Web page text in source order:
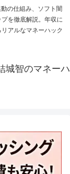
の仕組み、ソフト闇
を徹底解説。年収に
アルなマネーハック
城智のマネーハ